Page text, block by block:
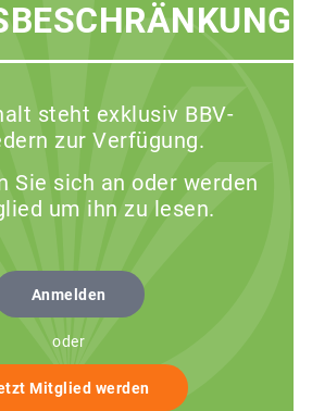
steht exklusiv BBV-
zur Verfügung.
Sie sich an oder werden
um ihn zu lesen.
Anmelden
oder
Mitglied werden